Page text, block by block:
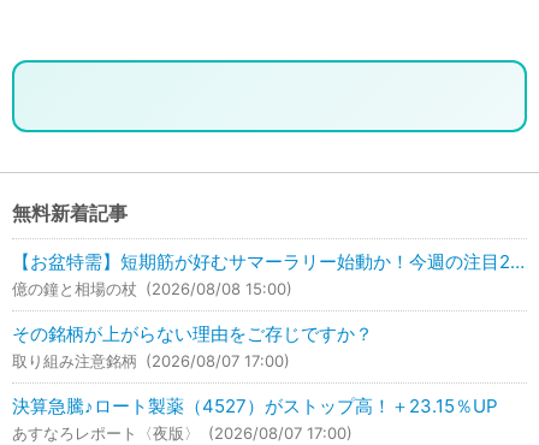
無料新着記事
【お盆特需】短期筋が好むサマーラリー始動か！今週の注目2銘柄はこれ！
億の鐘と相場の杖 (2026/08/08 15:00)
その銘柄が上がらない理由をご存じですか？
取り組み注意銘柄 (2026/08/07 17:00)
決算急騰♪ロート製薬（4527）がストップ高！＋23.15％UP
あすなろレポート〈夜版〉 (2026/08/07 17:00)